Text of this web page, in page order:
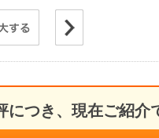
につき、現在ご紹介